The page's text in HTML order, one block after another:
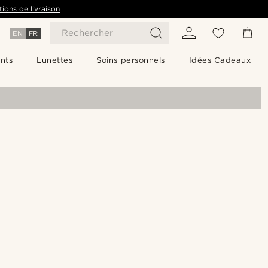
EN FR Rechercher
Lunettes Soins personnels Idées Cadeaux
de livraison